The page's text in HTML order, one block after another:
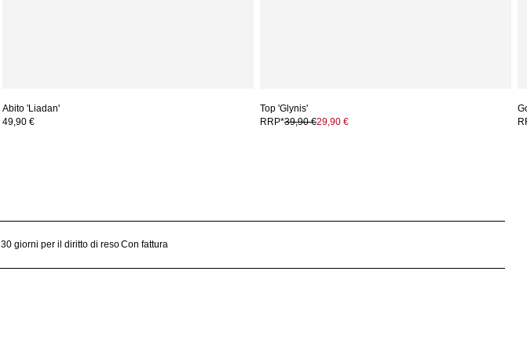
Abito 'Liadan'
49,90 €
Top 'Glynis'
RRP*39,90 €29,90 €
30 giorni per il diritto di resoCon fattura